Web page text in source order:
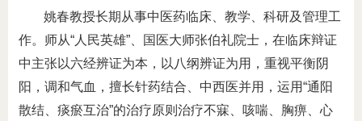
姚春教授长期从事中医药临床、教学、科研及管理工
作。师从“人民英雄”、国医大师张伯礼院士，在临床辩证
中主张以六经辨证为本，以八纲辨证为用，重视平衡阴
阳，调和气血，擅长针药结合、中西医并用，运用“通阳
散结、痰瘀互治”的治疗原则治疗不寐、咳喘、胸痹、心